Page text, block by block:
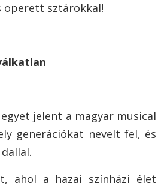
operett sztárokkal!
jelent a magyar musical
generációkat nevelt fel, és
ahol a hazai színházi élet